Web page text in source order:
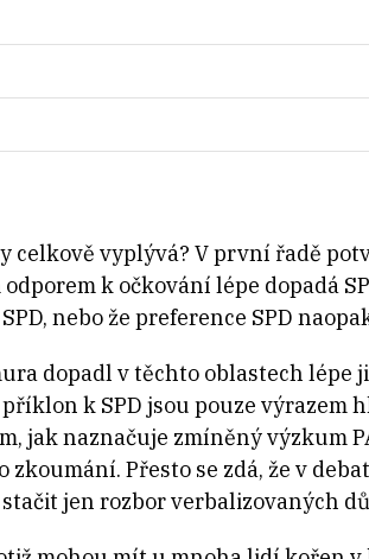
celkově vyplývá? V první řadě
k očkování lépe dopadá
nebo že preference SPD
dopadl v těchto oblastech lépe
k SPD jsou pouze
jak naznačuje zmíněný výzkum
Přesto se zdá, že v
jen rozbor verbalizovaných